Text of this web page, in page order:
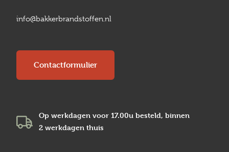
info@bakkerbrandstoffen.nl
Contactformulier
Op werkdagen voor 17.00u besteld, binnen
2 werkdagen thuis